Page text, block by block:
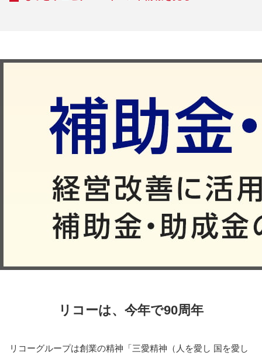
リコーは、今年で90周年
リコーグループは創業の精神「三愛精神（人を愛し 国を愛し